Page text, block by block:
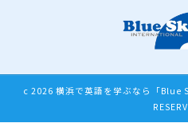
c 2026 横浜で英語を学ぶなら「